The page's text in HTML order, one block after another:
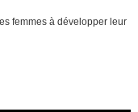
femmes à développer leur